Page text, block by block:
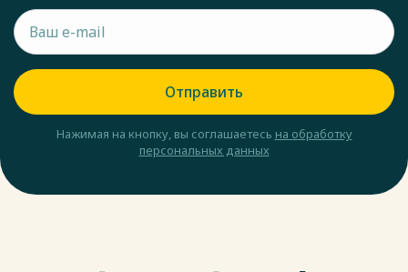
Отправить
Нажимая на кнопку, вы соглашаетесь на обработку
персональных данных